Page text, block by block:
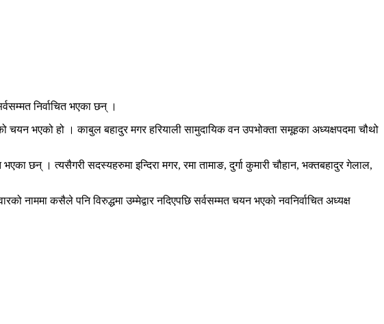
निर्वाचित भएका छन् ।
भएको हो । काबुल बहादुर मगर हरियाली सामुदायिक वन उपभोक्ता समूहका अध्यक्षपदमा चौथो
छन् । त्यसैगरी सदस्यहरुमा इन्दिरा मगर, रमा तामाङ, दुर्गा कुमारी चौहान, भक्तबहादुर गेलाल,
नाममा कसैले पनि विरुद्धमा उम्मेद्वार नदिएपछि सर्वसम्मत चयन भएको नवनिर्वाचित अध्यक्ष